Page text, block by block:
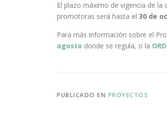
El plazo máximo de vigencia de
promotoras será hasta el 30 de
Para más información sobre el
agosto donde se regula, o la
PUBLICADO EN PROYECTOS